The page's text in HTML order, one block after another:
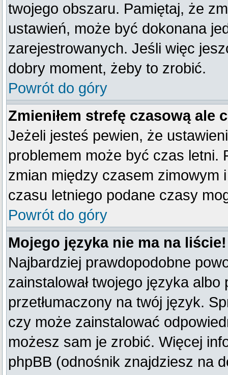
twojego obszaru. Pamiętaj, że
ustawień, może być dokonana
zarejestrowanych. Jeśli więc
dobry moment, żeby to zrobić.
Powrót do góry
Zmieniłem strefę czasową ale
Jeżeli jesteś pewien, że
problemem może być czas letni.
zmian między czasem zimowym
czasu letniego podane czasy
Powrót do góry
Mojego języka nie ma na liście!
Najbardziej prawdopodobne
zainstalował twojego języka
przetłumaczony na twój język.
czy może zainstalować
możesz sam je zrobić. Więcej
phpBB (odnośnik znajdziesz na